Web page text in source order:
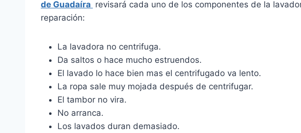
de Guadaíra revisará cada uno de los componentes de la
reparación:
La lavadora no centrifuga.
Da saltos o hace mucho estruendos.
El lavado lo hace bien mas el centrifugado va lento.
La ropa sale muy mojada después de centrifugar.
El tambor no vira.
No arranca.
Los lavados duran demasiado.